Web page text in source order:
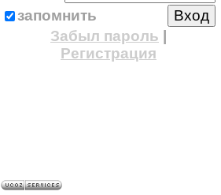
запомнить
Забыл пароль
Регистрация